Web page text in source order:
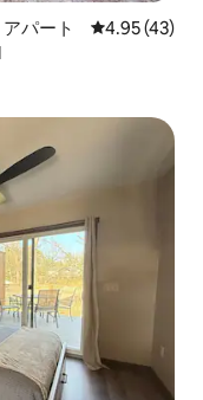
パート レビュー43
4.95 (43)